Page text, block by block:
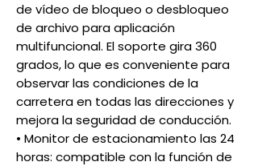
de vídeo de bloqueo o desbloqueo
de archivo para aplicación
multifuncional. El soporte gira 360
grados, lo que es conveniente para
observar las condiciones de la
carretera en todas las direcciones y
mejora la seguridad de conducción.
• Monitor de estacionamiento las 24
horas: compatible con la función de